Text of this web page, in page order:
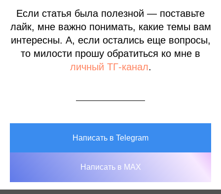
Если статья была полезной — поставьте
лайк, мне важно понимать, какие темы вам
интересны. А, если остались еще вопросы,
то милости прошу обратиться ко мне в
личный ТГ-канал.
Написать в Telegram
Написать в MAX